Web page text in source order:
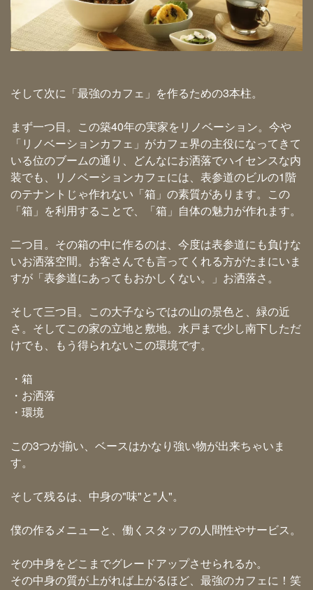
そして次に「最強のカフェ」を作るための3本柱。
まず一つ目。この築40年の実家をリノベーション。今や
「リノベーションカフェ」がカフェ界の主役になってきて
いる位のブームの通り、どんなにお洒落でハイセンスな内
装でも、リノベーションカフェには、表参道のビルの1階
のテナントじゃ作れない「箱」の素質があります。この
「箱」を利用することで、「箱」自体の魅力が作れます。
二つ目。その箱の中に作るのは、今度は表参道にも負けな
いお洒落空間。お客さんでも言ってくれる方がたまにいま
すが「表参道にあってもおかしくない。」お洒落さ。
そして三つ目。この大子ならではの山の景色と、緑の近
さ。そしてこの家の立地と敷地。水戸まで少し南下しただ
けでも、もう得られないこの環境です。
・箱
・お洒落
・環境
この3つが揃い、ベースはかなり強い物が出来ちゃいま
す。
そして残るは、中身の"味"と"人"。
僕の作るメニューと、働くスタッフの人間性やサービス。
その中身をどこまでグレードアップさせられるか。
その中身の質が上がれば上がるほど、最強のカフェに！笑